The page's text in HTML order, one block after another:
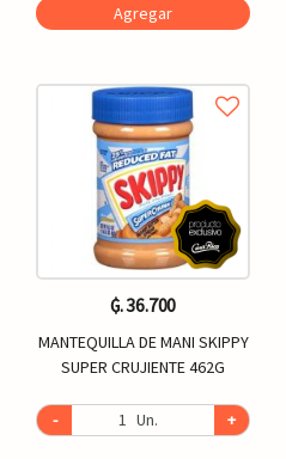
Agregar
₲. 36.700
MANTEQUILLA DE MANI SKIPPY
SUPER CRUJIENTE 462G
- Un. +